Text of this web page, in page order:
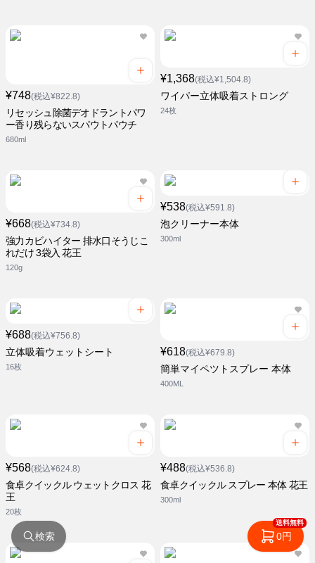
¥748(税込¥822.8)
リセッシュ除菌デオドラントパワ
ー香り残らないスパウトパウチ
680ml
¥1,368(税込¥1,504.8)
ワイパー立体吸着ストロング
24枚
¥668(税込¥734.8)
強力カビハイター 排水口そうじこ
れだけ 3袋入 花王
120g
¥538(税込¥591.8)
泡クリーナー本体
300ml
¥688(税込¥756.8)
立体吸着ウェットシート
16枚
¥618(税込¥679.8)
簡単マイペツトスプレー 本体
400ML
¥568(税込¥624.8)
食卓クイックル ウェットクロス 花
王
20枚
¥488(税込¥536.8)
食卓クイックル スプレー 本体 花王
300ml
検索
送料無料
0円